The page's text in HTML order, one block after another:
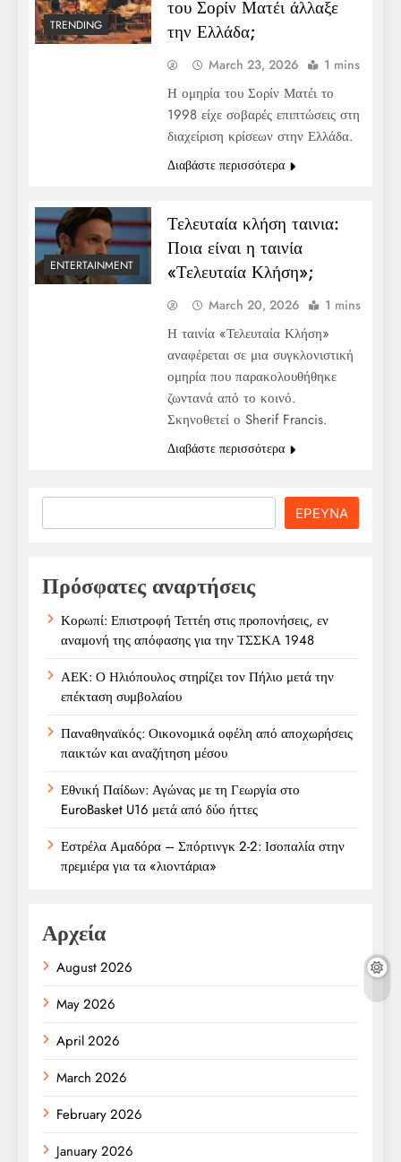
TRENDING
του Σορίν Ματέι άλλαξε
την Ελλάδα;
March 23, 2026 1 mins
Η ομηρία του Σορίν Ματέι το
1998 είχε σοβαρές επιπτώσεις στη
διαχείριση κρίσεων στην Ελλάδα.
Διαβάστε περισσότερα
ENTERTAINMENT
Τελευταία κλήση ταινια:
Ποια είναι η ταινία
«Τελευταία Κλήση»;
March 20, 2026 1 mins
Η ταινία «Τελευταία Κλήση»
αναφέρεται σε μια συγκλονιστική
ομηρία που παρακολουθήθηκε
ζωντανά από το κοινό.
Σκηνοθετεί ο Sherif Francis.
Διαβάστε περισσότερα
ΕΡΕΥΝΑ
Πρόσφατες αναρτήσεις
Κορωπί: Επιστροφή Τεττέη στις προπονήσεις, εν
αναμονή της απόφασης για την ΤΣΣΚΑ 1948
ΑΕΚ: Ο Ηλιόπουλος στηρίζει τον Πήλιο μετά την
επέκταση συμβολαίου
Παναθηναϊκός: Οικονομικά οφέλη από αποχωρήσεις
παικτών και αναζήτηση μέσου
Εθνική Παίδων: Αγώνας με τη Γεωργία στο
EuroBasket U16 μετά από δύο ήττες
Εστρέλα Αμαδόρα – Σπόρτινγκ 2-2: Ισοπαλία στην
πρεμιέρα για τα «λιοντάρια»
Αρχεία
August 2026
May 2026
April 2026
March 2026
February 2026
January 2026